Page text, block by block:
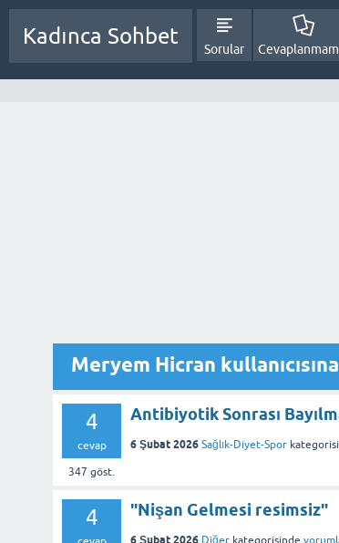
Kadınca Sohbet
Sorular
Meryem Hicran
4
cevap
347 göst.
Antibiyotik Sonrası
6 Şubat 2026 Sağlık-Diyet-Spor
4 "Nişan Gelmesi resimsiz"
6 Şubat 2026 Diğer kategorisinde